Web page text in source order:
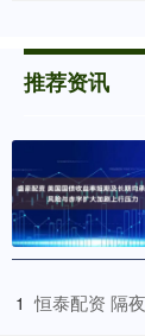
推荐资讯
1 恒泰配资 隔